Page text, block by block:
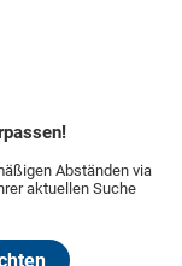
Abständen via
aktuellen Suche